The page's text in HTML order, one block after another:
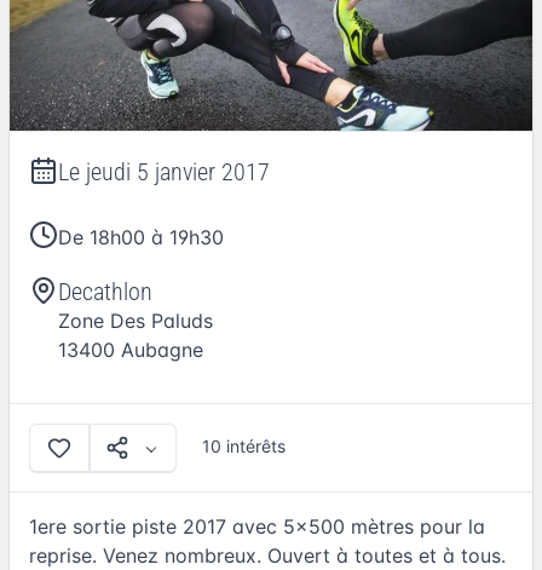
Le jeudi 5 janvier 2017
De 18h00 à 19h30
Decathlon
Zone Des Paluds
13400 Aubagne
10 intérêts
1ere sortie piste 2017 avec 5x500 mètres pour la
reprise. Venez nombreux. Ouvert à toutes et à tous.